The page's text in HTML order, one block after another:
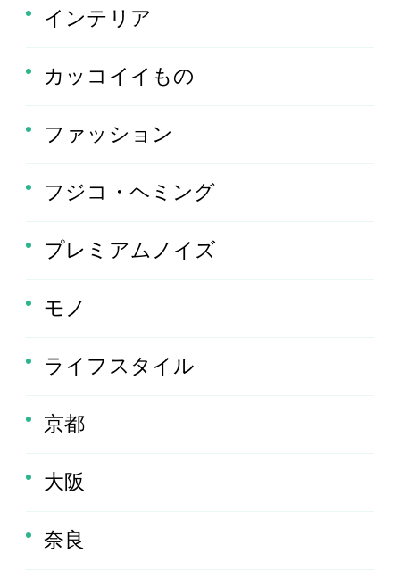
インテリア
カッコイイもの
ファッション
フジコ・ヘミング
プレミアムノイズ
モノ
ライフスタイル
京都
大阪
奈良